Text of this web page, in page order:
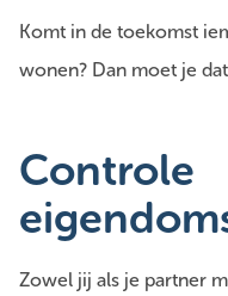
Komt in de toekomst
wonen? Dan moet je
Controle
Zowel jij als je partner